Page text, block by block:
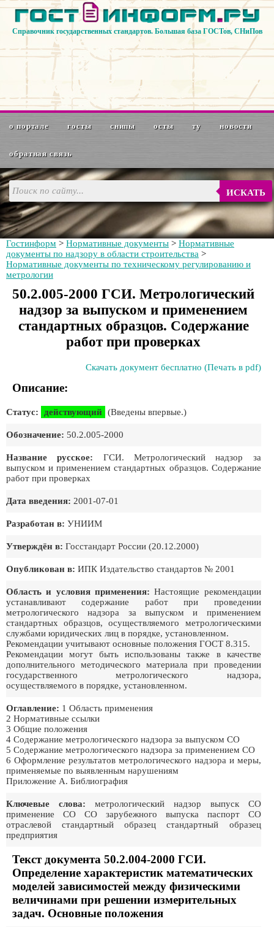
Справочник государственных стандартов. Большая база ГОСТов, СНиПов
о портале госты снипы осты ту новости
обратная связь
ИСКАТЬ
Гостинформ > Нормативные документы > Нормативные
документы по надзору в области строительства >
Нормативные документы по техническому регулированию и
метрологии
50.2.005-2000 ГСИ. Метрологический
надзор за выпуском и применением
стандартных образцов. Содержание
работ при проверках
Скачать документ бесплатно (Печать в pdf)
Описание:
Статус: действующий (Введены впервые.)
Обозначение: 50.2.005-2000
Название русское: ГСИ. Метрологический надзор за
выпуском и применением стандартных образцов. Содержание
работ при проверках
Дата введения: 2001-07-01
Разработан в: УНИИМ
Утверждён в: Госстандарт России (20.12.2000)
Опубликован в: ИПК Издательство стандартов № 2001
Область и условия применения: Настоящие рекомендации
устанавливают содержание работ при проведении
метрологического надзора за выпуском и применением
стандартных образцов, осуществляемого метрологическими
службами юридических лиц в порядке, установленном.
Рекомендации учитывают основные положения ГОСТ 8.315.
Рекомендации могут быть использованы также в качестве
дополнительного методического материала при проведении
государственного метрологического надзора,
осуществляемого в порядке, установленном.
Оглавление: 1 Область применения
2 Нормативные ссылки
3 Общие положения
4 Содержание метрологического надзора за выпуском СО
5 Содержание метрологического надзора за применением СО
6 Оформление результатов метрологического надзора и меры,
применяемые по выявленным нарушениям
Приложение А. Библиография
Ключевые слова: метрологический надзор выпуск СО
применение СО СО зарубежного выпуска паспорт СО
отраслевой стандартный образец стандартный образец
предприятия
Текст документа 50.2.004-2000 ГСИ.
Определение характеристик математических
моделей зависимостей между физическими
величинами при решении измерительных
задач. Основные положения